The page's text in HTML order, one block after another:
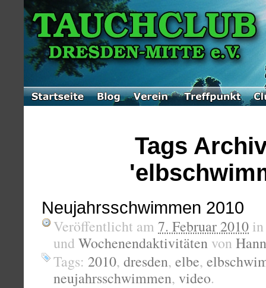
Tags
Neujahrsschwimmen 2010
Veröffentlicht am 7. Februar 2010
und Wochenendaktivitäten von
Tags: 2010, dresden, elbe,
neujahrsschwimmen, video.